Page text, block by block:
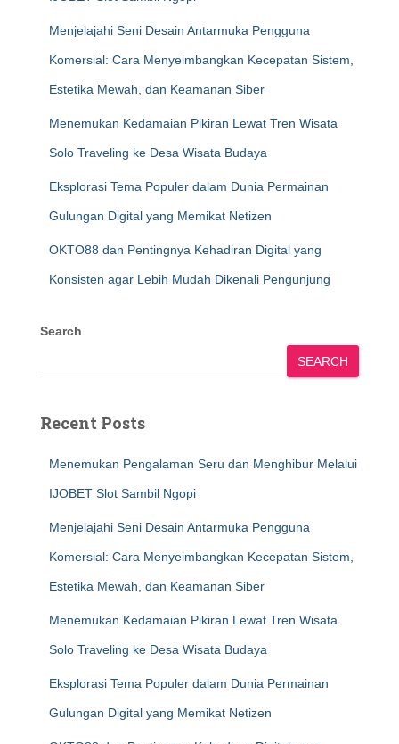
Menjelajahi Seni Desain Antarmuka Pengguna
Komersial: Cara Menyeimbangkan Kecepatan Sistem,
Estetika Mewah, dan Keamanan Siber
Menemukan Kedamaian Pikiran Lewat Tren Wisata
Solo Traveling ke Desa Wisata Budaya
Eksplorasi Tema Populer dalam Dunia Permainan
Gulungan Digital yang Memikat Netizen
OKTO88 dan Pentingnya Kehadiran Digital yang
Konsisten agar Lebih Mudah Dikenali Pengunjung
Search
SEARCH
Recent Posts
Menemukan Pengalaman Seru dan Menghibur Melalui
IJOBET Slot Sambil Ngopi
Menjelajahi Seni Desain Antarmuka Pengguna
Komersial: Cara Menyeimbangkan Kecepatan Sistem,
Estetika Mewah, dan Keamanan Siber
Menemukan Kedamaian Pikiran Lewat Tren Wisata
Solo Traveling ke Desa Wisata Budaya
Eksplorasi Tema Populer dalam Dunia Permainan
Gulungan Digital yang Memikat Netizen